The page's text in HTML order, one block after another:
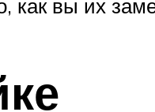
как вы их